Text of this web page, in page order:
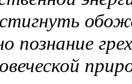
познание